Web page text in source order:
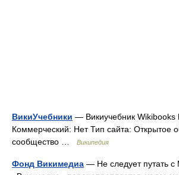
ВикиУчебники — Викиучебник Wikibooks
Коммерческий: Нет Тип сайта: Открытое
сообщество …
Википедия
Фонд Викимедиа — Не следует путать с